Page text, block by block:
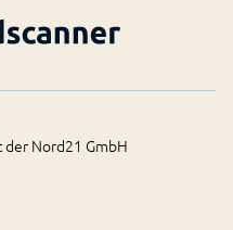
Nord21 GmbH